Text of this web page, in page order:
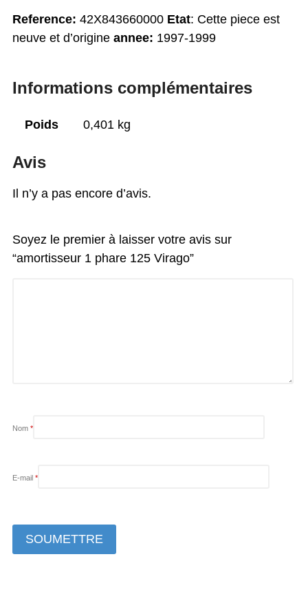
Reference: 42X843660000 Etat: Cette piece est
neuve et d’origine annee: 1997-1999
Informations complémentaires
Poids 0,401 kg
Avis
Il n’y a pas encore d’avis.
Soyez le premier à laisser votre avis sur
“amortisseur 1 phare 125 Virago”
Nom *
E-mail *